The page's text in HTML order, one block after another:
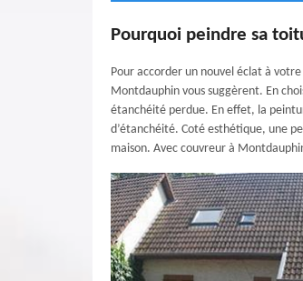
Pourquoi peindre sa
Pour accorder un nouvel éclat à
Montdauphin vous suggèrent. En
étanchéité perdue. En effet, la
d’étanchéité. Coté esthétique, une
maison. Avec couvreur à